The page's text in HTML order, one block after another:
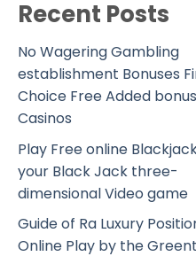
Recent Posts
No Wagering Gambling
establishment Bonuses
Choice Free Added bonus
Casinos
Play Free online
your Black Jack three-
dimensional Video game
Guide of Ra Luxury
Online Play by the